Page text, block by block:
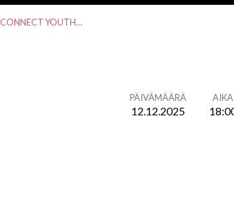
CONNECT YOUTH…
PÄIVÄMÄÄRÄ
12.12.2025
AIKA